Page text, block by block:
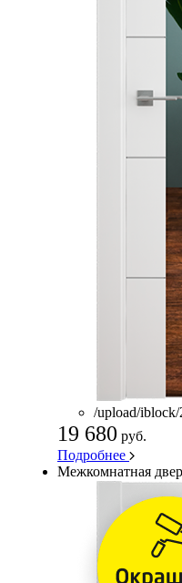
/upload/
19 680 руб.
Подробнее
Межкомнатная